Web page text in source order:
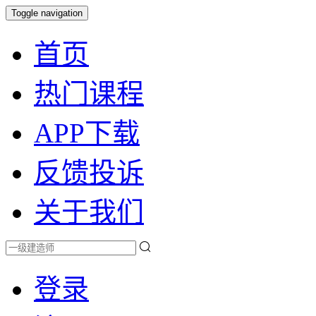
Toggle navigation
首页
热门课程
APP下载
反馈投诉
关于我们
登录